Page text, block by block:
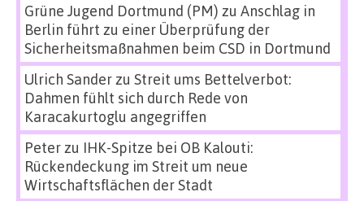
Grüne Jugend Dortmund (PM) zu Anschlag in
Berlin führt zu einer Überprüfung der
Sicherheitsmaßnahmen beim CSD in Dortmund
Ulrich Sanderzu Streit ums Bettelverbot:
Dahmen fühlt sich durch Rede von
Karacakurtoglu angegriffen
Peterzu IHK-Spitze bei OB Kalouti:
Rückendeckung im Streit um neue
Wirtschaftsflächen der Stadt